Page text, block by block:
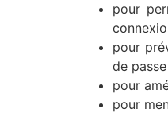
pour
pour
de
pour
pour